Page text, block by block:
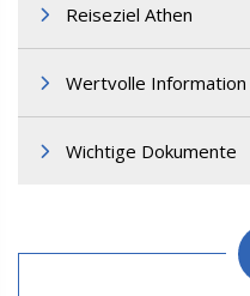
Reiseziel Athen
Wertvolle Information
Wichtige Dokumente